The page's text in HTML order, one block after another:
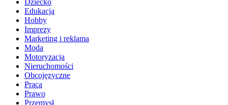
Edukacja
Hobby
Imprezy
Marketing i reklama
Moda
Motoryzacja
Nieruchomości
Obcojęzyczne
Praca
Prawo
Przemysł